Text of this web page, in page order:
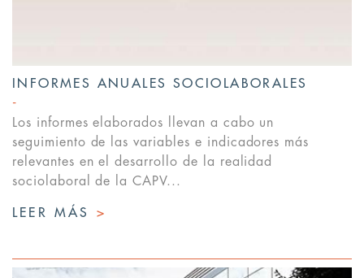
INFORMES ANUALES SOCIOLABORALES
Los informes elaborados llevan a cabo un
seguimiento de las variables e indicadores más
relevantes en el desarrollo de la realidad
sociolaboral de la CAPV...
LEER MÁS >